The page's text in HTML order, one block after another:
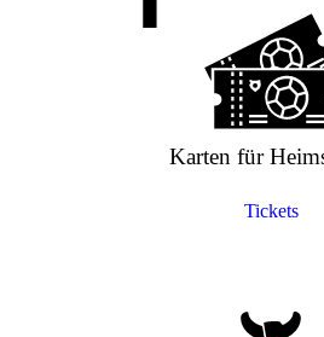
Karten für
Tickets